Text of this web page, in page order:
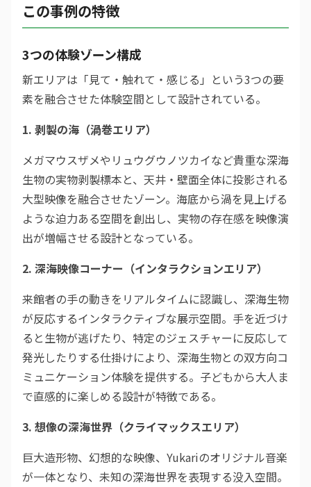
この事例の特徴
3つの体験ゾーン構成
新エリアは「見て・触れて・感じる」という3つの要
素を融合させた体験空間として設計されている。
1. 剥製の海（渦巻エリア）
メガマウスザメやリュウグウノツカイなど貴重な深海
生物の実物剥製標本と、天井・壁面全体に投影される
大型映像を融合させたゾーン。海底から渦を見上げる
ような迫力ある空間を創出し、実物の存在感を映像演
出が増幅させる設計となっている。
2. 深海映像コーナー（インタラクションエリア）
来館者の手の動きをリアルタイムに認識し、深海生物
が反応するインタラクティブな展示空間。手を近づけ
ると生物が逃げたり、特定のジェスチャーに反応して
発光したりする仕掛けにより、深海生物との双方向コ
ミュニケーション体験を提供する。子どもから大人ま
で直感的に楽しめる設計が特徴である。
3. 想像の深海世界（クライマックスエリア）
巨大造形物、幻想的な映像、Yukariのオリジナル音楽
が一体となり、未知の深海世界を表現する没入空間。